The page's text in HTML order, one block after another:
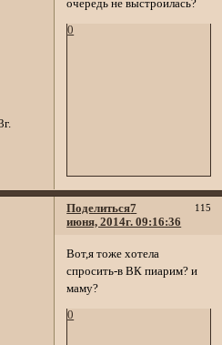
очередь не выстроилась?
0
Поделиться 115
7
июня, 2014г. 09:16:36
Вот,я тоже хотела
спросить-в ВК пиарим? и
маму?
0